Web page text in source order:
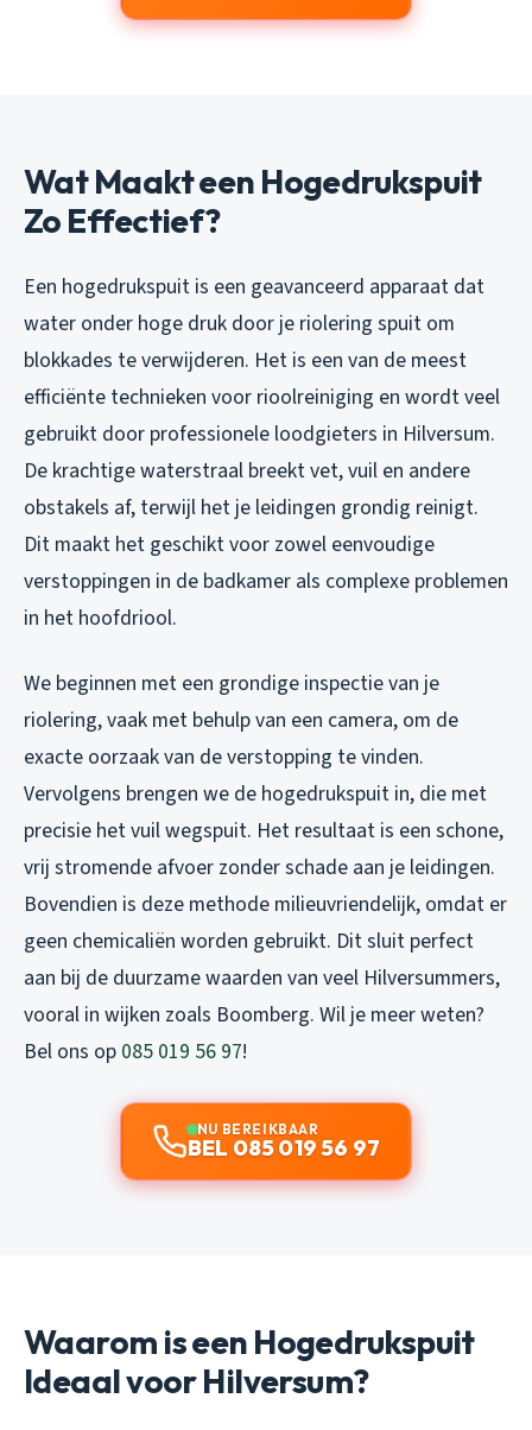
Wat Maakt een Hogedrukspuit
Zo Effectief?
Een hogedrukspuit is een geavanceerd apparaat dat
water onder hoge druk door je riolering spuit om
blokkades te verwijderen. Het is een van de meest
efficiënte technieken voor rioolreiniging en wordt veel
gebruikt door professionele loodgieters in Hilversum.
De krachtige waterstraal breekt vet, vuil en andere
obstakels af, terwijl het je leidingen grondig reinigt.
Dit maakt het geschikt voor zowel eenvoudige
verstoppingen in de badkamer als complexe problemen
in het hoofdriool.
We beginnen met een grondige inspectie van je
riolering, vaak met behulp van een camera, om de
exacte oorzaak van de verstopping te vinden.
Vervolgens brengen we de hogedrukspuit in, die met
precisie het vuil wegspuit. Het resultaat is een schone,
vrij stromende afvoer zonder schade aan je leidingen.
Bovendien is deze methode milieuvriendelijk, omdat er
geen chemicaliën worden gebruikt. Dit sluit perfect
aan bij de duurzame waarden van veel Hilversummers,
vooral in wijken zoals Boomberg. Wil je meer weten?
Bel ons op 085 019 56 97!
NU BEREIKBAAR
BEL 085 019 56 97
Waarom is een Hogedrukspuit
Ideaal voor Hilversum?